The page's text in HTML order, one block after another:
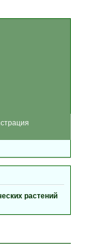
растений